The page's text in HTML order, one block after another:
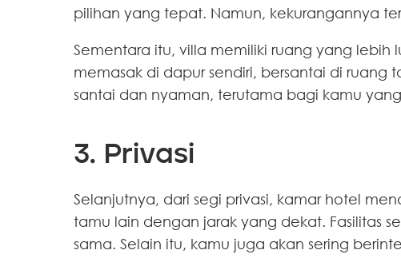
pilihan yang tepat. Namun, kekurangannya
Sementara itu, villa memiliki ruang yang lebih
memasak di dapur sendiri, bersantai di ruang
santai dan nyaman, terutama bagi kamu
3. Privasi
Selanjutnya, dari segi privasi, kamar hotel
tamu lain dengan jarak yang dekat. Fasilitas
sama. Selain itu, kamu juga akan sering